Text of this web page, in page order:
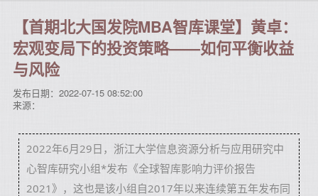
【首期北大国发院MBA智库课堂】黄卓：
宏观变局下的投资策略——如何平衡收益
与风险
发布日期： 2022-07-15 08:52:00
来源：
2022年6月29日，浙江大学信息资源分析与应用研究中
心智库研究小组*发布《全球智库影响力评价报告
2021》，这也是该小组自2017年以来连续第五年发布同